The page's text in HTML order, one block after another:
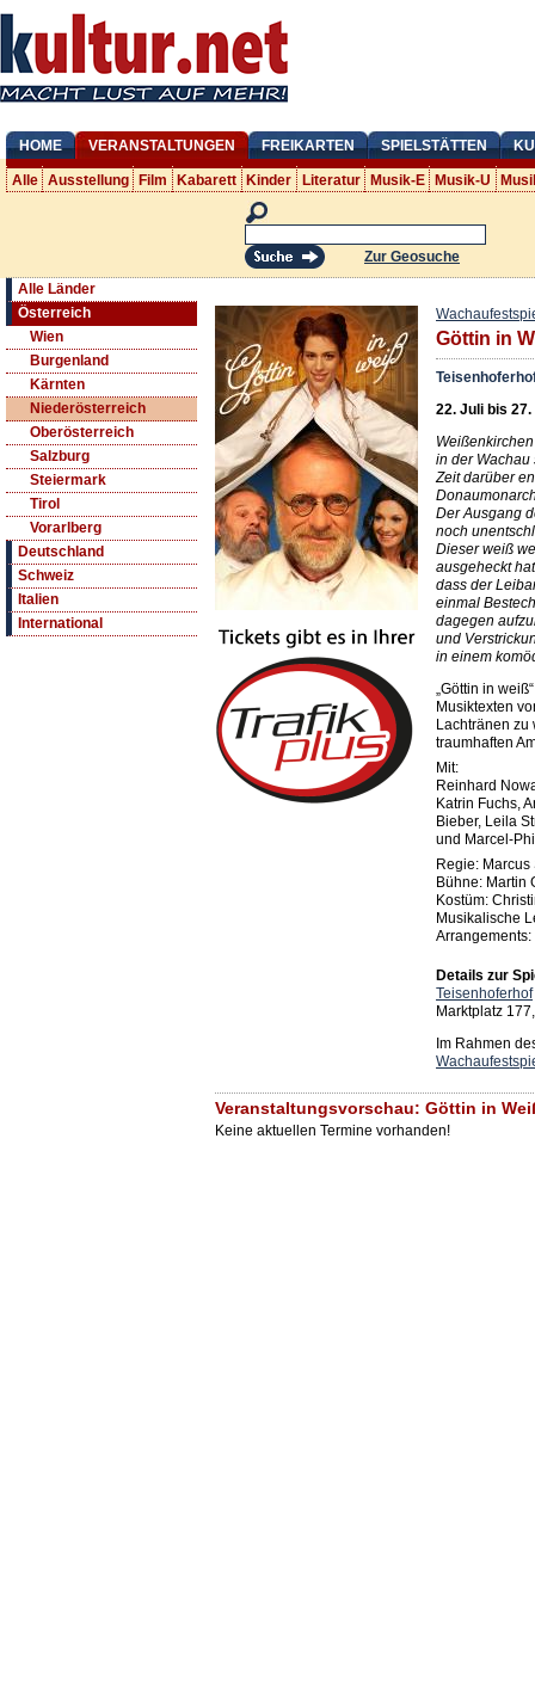
HOME VERANSTALTUNGEN FREIKARTEN SPIELSTÄTTEN
Alle Ausstellung Film Kabarett Kinder Literatur Musik-E Musik-U
Zur Geosuche
Alle Länder
Österreich
Wien
Burgenland
Kärnten
Niederösterreich
Oberösterreich
Salzburg
Steiermark
Tirol
Vorarlberg
Deutschland
Schweiz
Italien
International
Göttin in
22. Juli bis
in der Wachau
Zeit darüber
Der Ausgang
noch
Dieser weiß
ausgeheckt
dass der
einmal
dagegen
und
in einem
„Göttin in
Musiktexten
Lachtränen
traumhaften
Mit:
Reinhard
Katrin Fuchs,
Bieber, Leila
und Marcel-
Regie: Marcus
Bühne: Martin
Kostüm:
Musikalische
Details zur
Teisenhoferhof
Marktplatz
Im Rahmen
Veranstaltungsvorschau: Göttin in
Keine aktuellen Termine vorhanden!